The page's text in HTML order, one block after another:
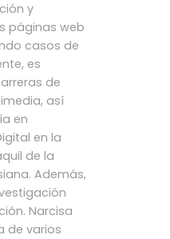
y
páginas web
casos de
es
de
así
en
en la
de la
Además,
Narcisa
de varios